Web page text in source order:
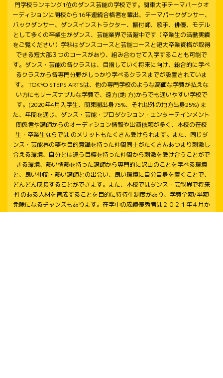
門学校ランキング1位のダンス芸能の学校です。関東大手テーマパークオ
ーディションに開校から16年連続合格者を輩出、テーマパークダンサー、
バックダンサー、ダンスインストラクター、振付師、歌手、俳優、モデル
として多くの卒業生がダンス、芸能業界で活躍中です（卒業生の活動実績
をご覧ください）学科はダンスコースと芸能コースと短大卒業資格が取得
できる短大部３つのコースがあり、組み合わせて入学することも可能で
す。ダンス・芸能の各クラスは、目指していく将来に向け、総合的に学べ
るクラスから各専門分野がしっかり学べるクラスまでが設置されていま
す。 TOKYO STEPS ARTSは、他の専門学校のような高価な学費が払えな
い方にもリーズナブルな学費で、遠方(地 方)からでも通いやすい学校で
す。(2020年4月入学生、関東圏出身75%、それ以外の地方出身25%) ま
た、年間を通じ、ダンス・芸能・プロダクション・エンターテインメント
関係者や講師からのオーディション情報や出演依頼が多く、本校の在校
生・卒業生ならでは のメリットもたくさん受けられます。また、同じダ
ンス・芸能界の夢や目的意識を持った仲間同士がたくさんあつまり刺激し
合える環境、自分とは違う目標を持った仲間から刺激を受け合うことがで
きる環境、熱い情熱を持った講師から専門的に沢山のことを学べる環境
と、良い仲間・熱い講師との出会い、良い環境に自分自身を置くことで、
どんどん成長することができます。また、本校ではダンス・芸能界で将来
性のある人材を育成することを目的に特待生制度があり、学費全額/半額
免除になるチャンスもあります。在学中の成績優秀者は２０２１年４月か
ら始まる選抜クラスへの参加も可能で、学校全体のレベルアップをはかっ